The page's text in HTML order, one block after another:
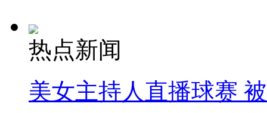
热点新闻
美女主持人直播球赛